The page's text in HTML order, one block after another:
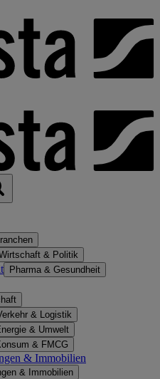
& Politik
Pharma & Gesundheit
& Logistik
& Umwelt
& FMCG
& Immobilien
& Immobilien